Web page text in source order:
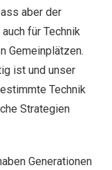
aber der
für Technik
Gemeinplätzen.
ist und unser
Technik
Strategien
Generationen